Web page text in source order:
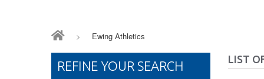
> Ewing Athletics
LIST
REFINE YOUR SEARCH